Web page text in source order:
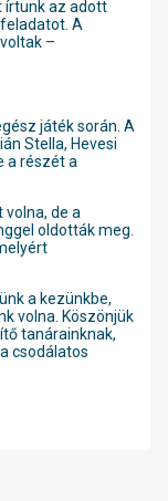
írtunk az adott
A
–
játék során. A
Stella, Hevesi
a részét a
de a
oldották meg.
a kezünkbe,
volna. Köszönjük
tanárainknak,
csodálatos